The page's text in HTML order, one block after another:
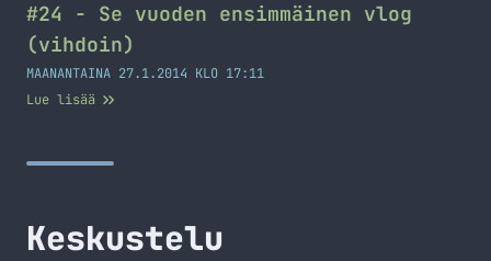
#24 - Se vuoden ensimmäinen vlog
(vihdoin)
MAANANTAINA 27.1.2014 KLO 17:11
Lue lisää
Keskustelu